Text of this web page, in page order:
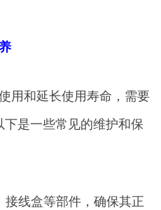
用和延长使用寿命，需要
是一些常见的维护和保
接线盒等部件，确保其正